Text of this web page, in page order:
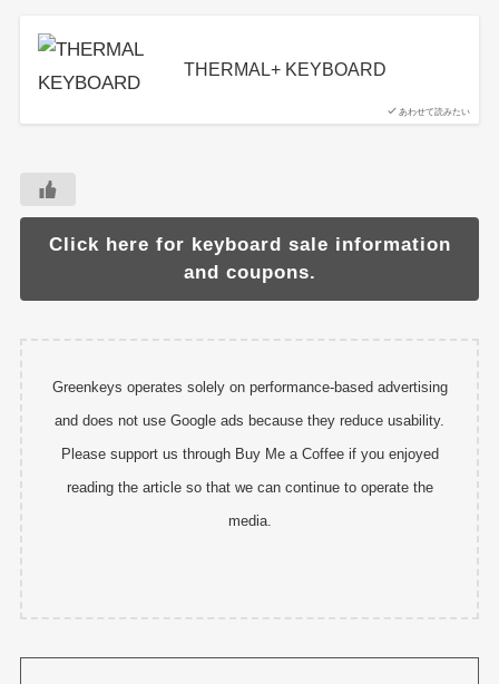
あわせて読みたい
THERMAL+ KEYBOARD
Click here for keyboard sale information
and coupons.
Greenkeys operates solely on performance-based advertising
and does not use Google ads because they reduce usability.
Please support us through Buy Me a Coffee if you enjoyed
reading the article so that we can continue to operate the
media.